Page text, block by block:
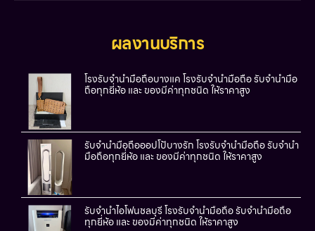
ผลงานบริการ
โรงรับจำนำมือถือบางแค โรงรับจำนำมือถือ รับจำนำมือ
ถือทุกยี่ห้อ และ ของมีค่าทุกชนิด ให้ราคาสูง
รับจำนำมือถือออปโป้บางรัก โรงรับจำนำมือถือ รับจำนำ
มือถือทุกยี่ห้อ และ ของมีค่าทุกชนิด ให้ราคาสูง
รับจำนำไอโฟนชลบุรี โรงรับจำนำมือถือ รับจำนำมือถือ
ทุกยี่ห้อ และ ของมีค่าทุกชนิด ให้ราคาสูง